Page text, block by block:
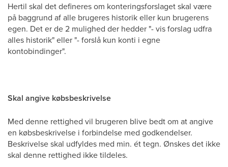
Hertil skal det defineres om konteringsforslaget skal være
på baggrund af alle brugeres historik eller kun brugerens
egen. Det er de 2 mulighed der hedder "- vis forslag udfra
alles historik" eller "- forslå kun konti i egne
kontobindinger".
Skal angive købsbeskrivelse
Med denne rettighed vil brugeren blive bedt om at angive
en købsbeskrivelse i forbindelse med godkendelser.
Beskrivelse skal udfyldes med min. ét tegn. Ønskes det ikke
skal denne rettighed ikke tildeles.